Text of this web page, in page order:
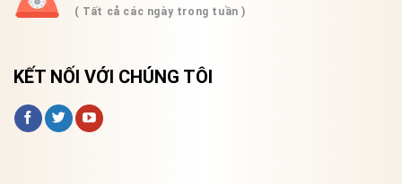
( Tất cả các ngày trong tuần )
KẾT NỐI VỚI CHÚNG TÔI